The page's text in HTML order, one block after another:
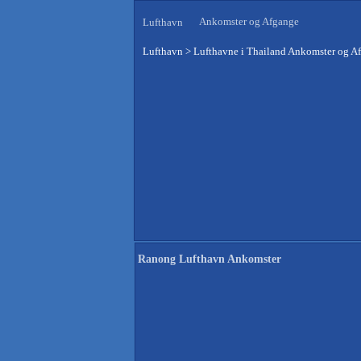
Lufthavn Ankomster og Afgange
Lufthavn > Lufthavne i Thailand Ankomster og
Ranong Lufthavn Ankomster